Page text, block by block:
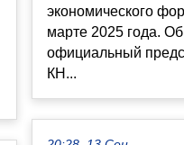
экономического
марте 2025 года.
официальный
КН...